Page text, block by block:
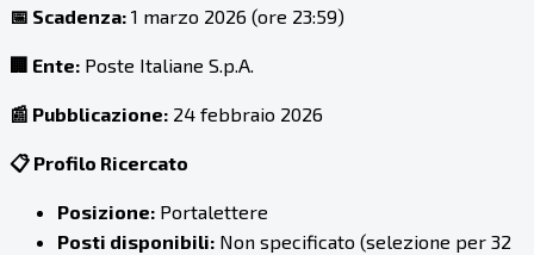
📅 Scadenza: 1 marzo 2026 (ore 23:59)
🏢 Ente: Poste Italiane S.p.A.
📰 Pubblicazione: 24 febbraio 2026
📋 Profilo Ricercato
Posizione: Portalettere
Posti disponibili: Non specificato (selezione per 32